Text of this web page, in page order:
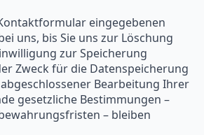
eingegebenen
uns, bis Sie uns zur Löschung
zur Speicherung
Zweck für die Datenspeicherung
Bearbeitung Ihrer
gesetzliche Bestimmungen –
– bleiben